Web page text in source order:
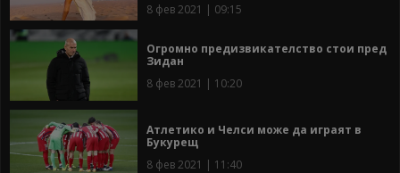
8 фев 2021 | 09:15
Огромно предизвикателство стои пред
Зидан
8 фев 2021 | 10:20
Атлетико и Челси може да играят в
Букурещ
8 фев 2021 | 11:40